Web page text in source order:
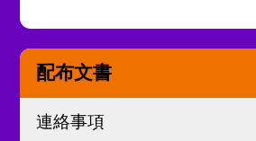
配布文書
連絡事項